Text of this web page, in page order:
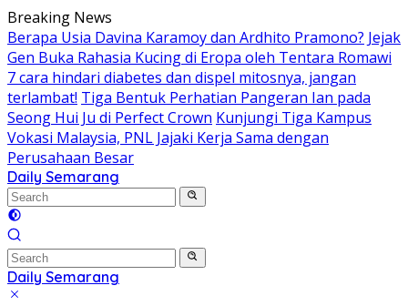
Skip
to
content
Breaking News
Berapa Usia Davina Karamoy dan Ardhito Pramono? Jejak
Gen Buka Rahasia Kucing di Eropa oleh Tentara Romawi
7 cara hindari diabetes dan dispel mitosnya, jangan
terlambat! Tiga Bentuk Perhatian Pangeran Ian pada
Seong Hui Ju di Perfect Crown Kunjungi Tiga Kampus
Vokasi Malaysia, PNL Jajaki Kerja Sama dengan
Perusahaan Besar
Daily Semarang
"Semarang
Hari
Ini:
Informasi
Terkini
untuk
Daily Semarang
"Semarang